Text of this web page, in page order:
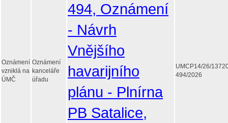
Oznámení
vzniklá na
ÚMČ
Oznámení
kanceláře
úřadu
494, Oznámení
- Návrh
Vnějšího
havarijního
plánu - Plnírna
PB Satalice,
UMCP14/26/
494/2026